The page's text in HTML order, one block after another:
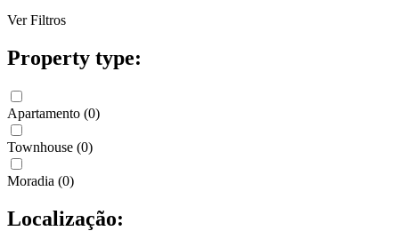
Ver Filtros
Property type:
Apartamento (0)
Townhouse (0)
Moradia (0)
Localização: